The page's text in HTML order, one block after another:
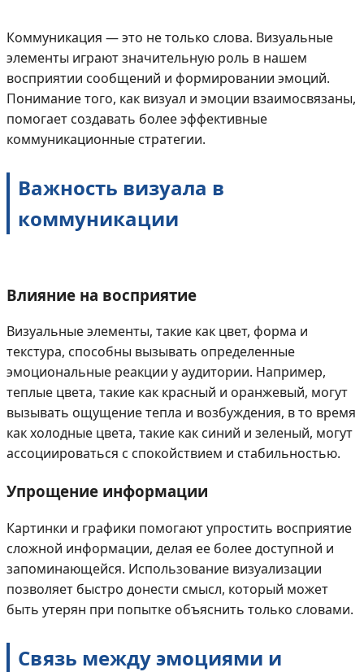
Коммуникация — это не только слова. Визуальные
элементы играют значительную роль в нашем
восприятии сообщений и формировании эмоций.
Понимание того, как визуал и эмоции взаимосвязаны,
помогает создавать более эффективные
коммуникационные стратегии.
Важность визуала в
коммуникации
Влияние на восприятие
Визуальные элементы, такие как цвет, форма и
текстура, способны вызывать определенные
эмоциональные реакции у аудитории. Например,
теплые цвета, такие как красный и оранжевый, могут
вызывать ощущение тепла и возбуждения, в то время
как холодные цвета, такие как синий и зеленый, могут
ассоциироваться с спокойствием и стабильностью.
Упрощение информации
Картинки и графики помогают упростить восприятие
сложной информации, делая ее более доступной и
запоминающейся. Использование визуализации
позволяет быстро донести смысл, который может
быть утерян при попытке объяснить только словами.
Связь между эмоциями и